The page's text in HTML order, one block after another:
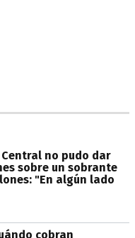
Central no pudo dar
sobre un sobrante
"En algún lado
cobran